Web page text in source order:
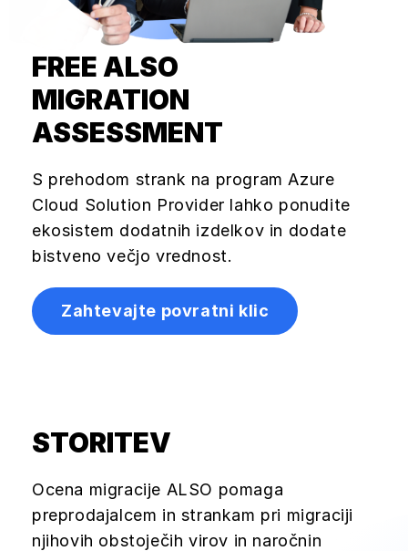
FREE ALSO
MIGRATION
ASSESSMENT
S prehodom strank na program Azure
Cloud Solution Provider lahko ponudite
ekosistem dodatnih izdelkov in dodate
bistveno večjo vrednost.
Zahtevajte povratni klic
STORITEV
Ocena migracije ALSO pomaga
preprodajalcem in strankam pri migraciji
njihovih obstoječih virov in naročnin